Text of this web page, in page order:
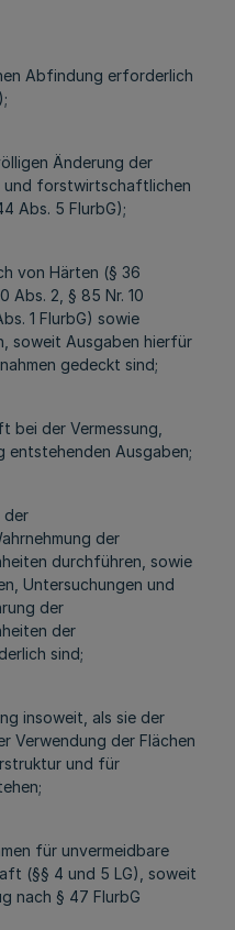
Abfindung erforderlich
Änderung der
und forstwirtschaftlichen
Abs. 5 FlurbG);
von Härten (§ 36
Abs. 2, § 85 Nr. 10
1 FlurbG) sowie
soweit Ausgaben hierfür
gedeckt sind;
bei der Vermessung,
entstehenden Ausgaben;
der
der
durchführen, sowie
Untersuchungen und
der
der
sind;
insoweit, als sie der
Verwendung der Flächen
und für
für unvermeidbare
(§§ 4 und 5 LG), soweit
nach § 47 FlurbG